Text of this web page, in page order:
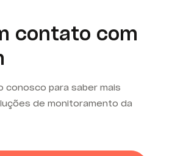
contato com
conosco para saber mais
de monitoramento da